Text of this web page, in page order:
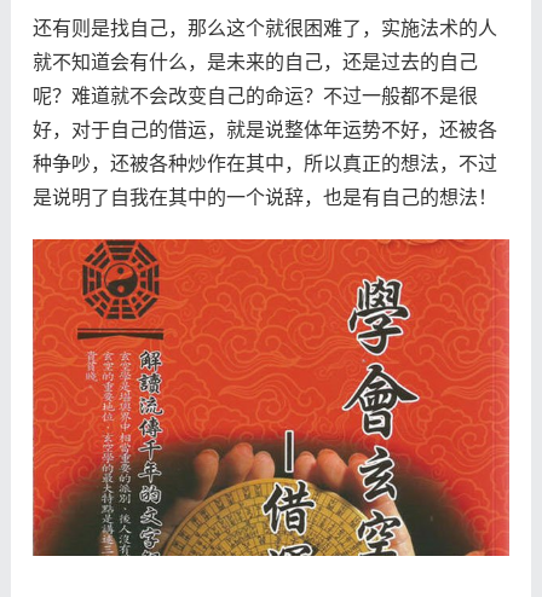
还有则是找自己，那么这个就很困难了，实施法术的人
就不知道会有什么，是未来的自己，还是过去的自己
呢？难道就不会改变自己的命运？不过一般都不是很
好，对于自己的借运，就是说整体年运势不好，还被各
种争吵，还被各种炒作在其中，所以真正的想法，不过
是说明了自我在其中的一个说辞，也是有自己的想法！